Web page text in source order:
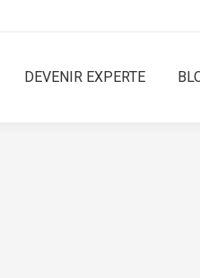
DEVENIR EXPERTE